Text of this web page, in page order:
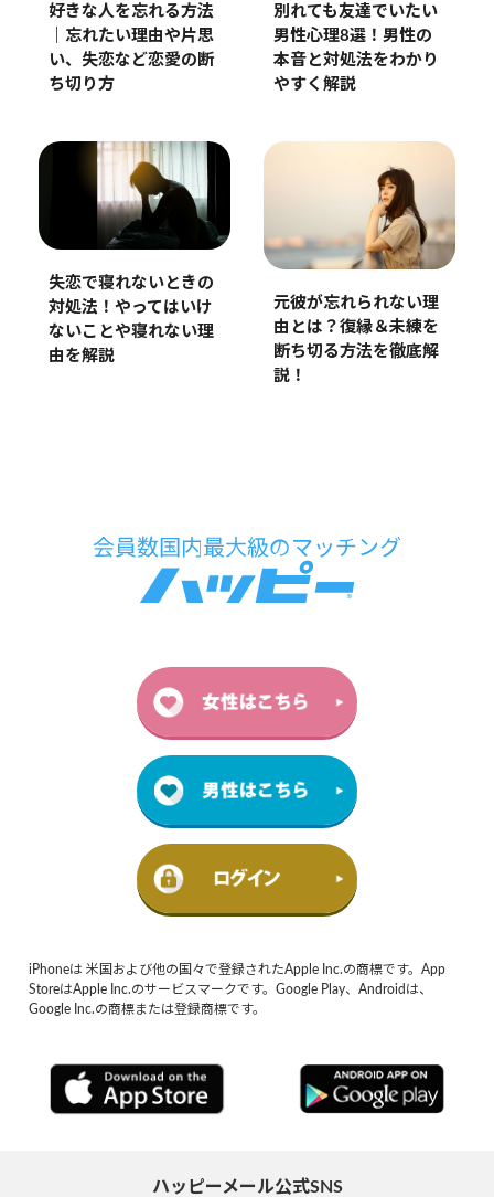
好きな人を忘れる方法
｜忘れたい理由や片思
い、失恋など恋愛の断
ち切り方
別れても友達でいたい
男性心理8選！男性の
本音と対処法をわかり
やすく解説
失恋で寝れないときの
対処法！やってはいけ
ないことや寝れない理
由を解説
元彼が忘れられない理
由とは？復縁＆未練を
断ち切る方法を徹底解
説！
iPhoneは 米国および他の国々で登録されたApple Inc.の商標です。App
StoreはApple Inc.のサービスマークです。Google Play、Androidは、
Google Inc.の商標または登録商標です。
ハッピーメール公式SNS